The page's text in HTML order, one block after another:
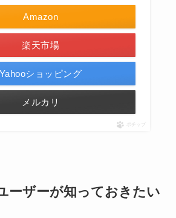
Amazon
楽天市場
Yahooショッピング
メルカリ
ポチップ
ーザーが知っておきたい